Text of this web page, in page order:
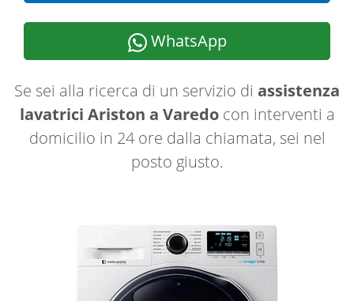
WhatsApp
Se sei alla ricerca di un servizio di assistenza
lavatrici Ariston a Varedocon interventi a
domicilio in 24 ore dalla chiamata, sei nel
posto giusto.